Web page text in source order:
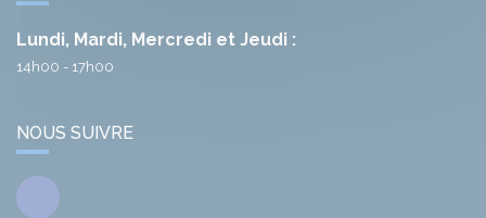
Lundi, Mardi, Mercredi et Jeudi :
14h00 - 17h00
NOUS SUIVRE
Facebook